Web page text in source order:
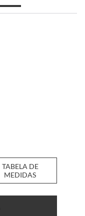
TABELA DE
MEDIDAS